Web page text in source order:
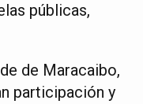
públicas,
de Maracaibo,
participación y